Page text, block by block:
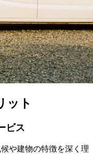
ット
ビス
や建物の特徴を深く理